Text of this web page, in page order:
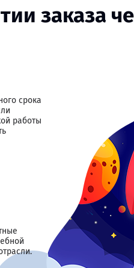
заказа
срока
работы